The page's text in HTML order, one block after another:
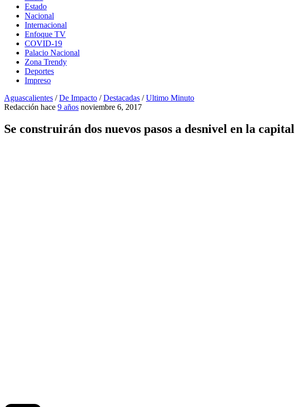
Estado
Nacional
Internacional
Enfoque TV
COVID-19
Palacio Nacional
Zona Trendy
Deportes
Impreso
Aguascalientes /De Impacto /Destacadas /Ultimo Minuto
Redacción hace 9 años noviembre 6, 2017
Se construirán dos nuevos pasos a desnivel en la capital